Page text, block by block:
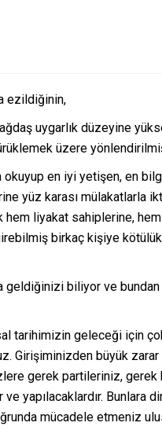
ezildiğinin,
uygarlık düzeyine
üzere
en iyi yetişen, en
yüz karası mülakatlarla
liyakat sahiplerine,
birkaç kişiye
geldiğinizi biliyor ve
tarihimizin geleceği için
Girişiminizden büyük
gerek partileriniz,
yapılacaklardır. Bunlara
mücadele etmeniz